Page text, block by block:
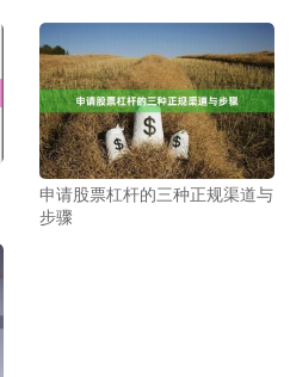
申请股票杠杆的三种正规渠道与
步骤